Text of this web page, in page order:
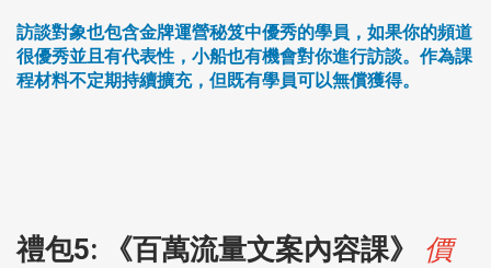
訪談對象也包含金牌運營秘笈中優秀的學員， 如果你的頻道
很優秀並且有代表性，小船也有機會對你進行訪談 。 作為課
程材料不定期持續擴充，但既有學員可以無償獲得。
禮包5: 《百萬流量文案內容課》
價